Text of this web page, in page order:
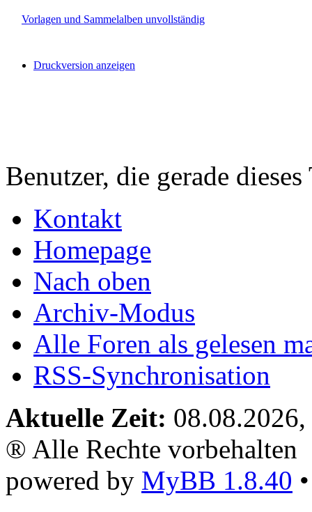
Vorlagen und Sammelalben unvollständig
Druckversion anzeigen
Benutzer, die gerade
Kontakt
Homepage
Nach oben
Archiv-Modus
Alle Foren als gelesen
RSS-Synchronisation
Aktuelle Zeit:
® Alle Rechte vorbehalten
powered by MyBB 1.8.40